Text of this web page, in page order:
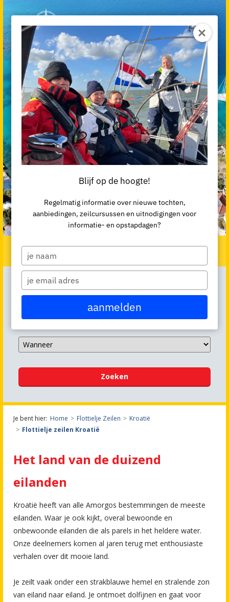
Flottieljezeilen Kroatië
Zoeken
Je bent hier: Home Flottielje Zeilen
Kroatië
Flottielje zeilen Kroatië
Het land van de duizend
eilanden
Kroatië heeft van alle Amorgos bestemmingen de meeste
eilanden. Waar je ook kijkt, overal bewoonde en
onbewoonde eilanden die als parels in het heldere water.
Onze deelnemers komen al jaren terug met enthousiaste
verhalen over dit mooie land.
Je zeilt vaak onder een strakblauwe hemel en stralende zon
van eiland naar eiland. Je ontmoet dolfijnen en gaat voor
Flottielje zeilen
Zeiljacht huren
Leren zeilen
Actief Meezeilen
Family Sailing
Avontuurlijk Zeilen
Zeilschool Nederland
Vertrekkalender
Aanbiedingen
Contact
Blijf op de hoogte!
Regelmatig informatie over nieuwe tochten,
aanbiedingen, zeilcursussen en uitnodigingen voor
informatie- en opstapdagen?
Type
your
name
Type
your
email
aanmelden